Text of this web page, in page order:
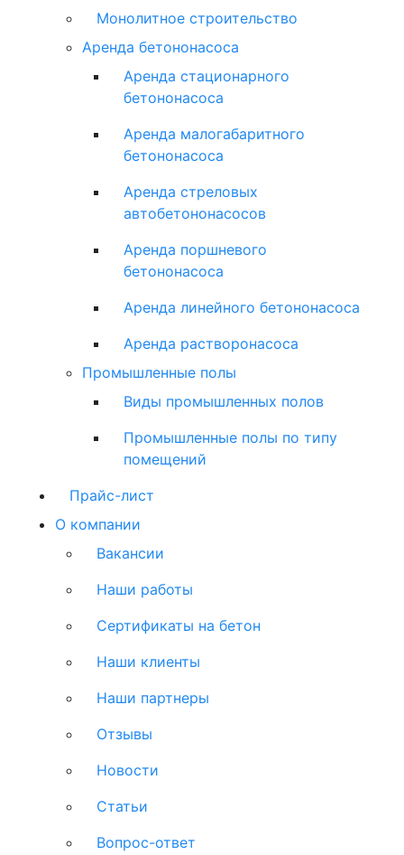
Монолитное строительство
Аренда бетононасоса
Аренда стационарного
бетононасоса
Аренда малогабаритного
бетононасоса
Аренда стреловых
автобетононасосов
Аренда поршневого
бетононасоса
Аренда линейного бетононасоса
Аренда растворонасоса
Промышленные полы
Виды промышленных полов
Промышленные полы по типу
помещений
Прайс-лист
О компании
Вакансии
Наши работы
Сертификаты на бетон
Наши клиенты
Наши партнеры
Отзывы
Новости
Статьи
Вопрос-ответ